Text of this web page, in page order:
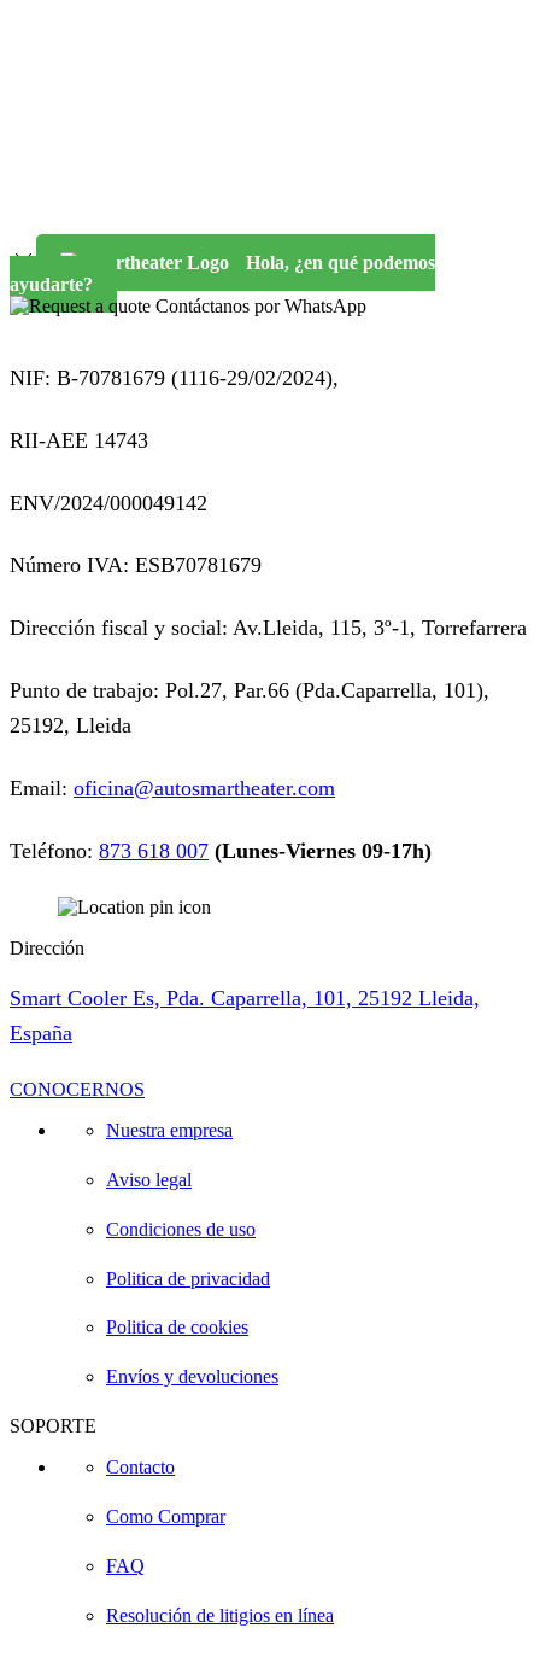
Hola, ¿en qué podemos
ayudarte?
Contáctanos por WhatsApp
NIF: B-70781679 (1116-29/02/2024),
RII-AEE 14743
ENV/2024/000049142
Número IVA: ESB70781679
Dirección fiscal y social: Av.Lleida, 115, 3º-1, Torrefarrera
Punto de trabajo: Pol.27, Par.66 (Pda.Caparrella, 101),
25192, Lleida
Email: oficina@autosmartheater.com
Teléfono: 873 618 007 (Lunes-Viernes 09-17h)
Dirección
Smart Cooler Es, Pda. Caparrella, 101, 25192 Lleida,
España
CONOCERNOS
Nuestra empresa
Aviso legal
Condiciones de uso
Politica de privacidad
Politica de cookies
Envíos y devoluciones
SOPORTE
Contacto
Como Comprar
FAQ
Resolución de litigios en línea